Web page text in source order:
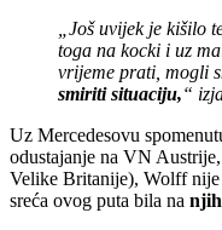
„Još uvijek je kišilo
toga na kocki i uz
vrijeme prati, mogli
smiriti situaciju,“
Uz Mercedesovu
odustajanje na VN
Velike Britanije), Wolff
sreća ovog puta bila na